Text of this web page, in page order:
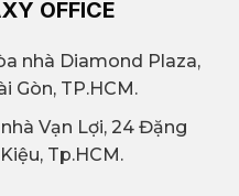
OFFICE
nhà Diamond Plaza,
Gòn, TP.HCM.
Vạn Lợi, 24 Đặng
Tp.HCM.